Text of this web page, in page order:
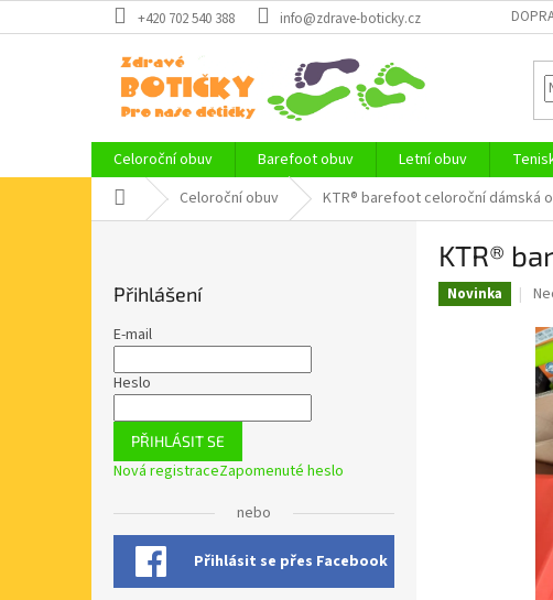
na
+420 702 540 388 info@zdrave-boticky.cz
Celoroční obuv Barefoot obuv Letní obuv
Domů Celoroční obuv KTR® barefoot celoroční dámská
Přihlášení
E-mail
Heslo
PŘIHLÁSIT SE
Nová registraceZapomenuté heslo
nebo
Přihlásit se přes Facebook
KTR®
Novinka
je
0,0
z